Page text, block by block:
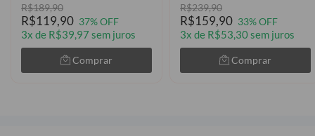
R$189,90
R$119,90 37% OFF
3x de R$39,97 sem juros
Comprar
R$239,90
R$159,90 33% OFF
3x de R$53,30 sem juros
Comprar